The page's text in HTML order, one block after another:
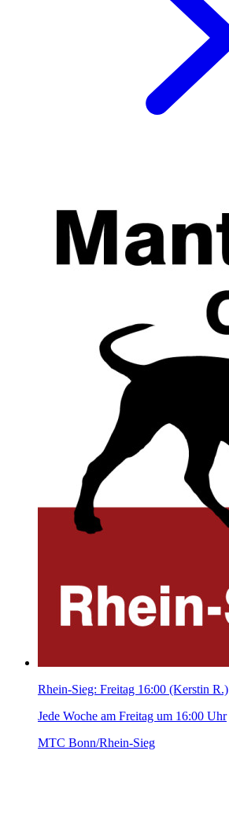
Rhein-Sieg: Freitag 16:00 (Kerstin R.)
Jede Woche am Freitag um 16:00 Uhr
MTC Bonn/Rhein-Sieg